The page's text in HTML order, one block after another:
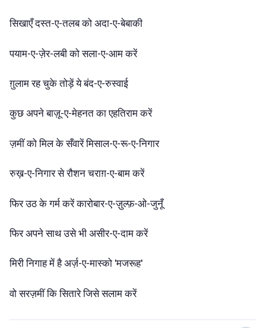
सिखाएँदस्त-ए-तलबको अदा-ए-बेबाकी
पयाम-ए-ज़ेर-लबीकोसला-ए-आमकरें
ग़ुलामरहचुकेतोड़ेंयेबंद-ए-रुस्वाई
कुछअपनेबाज़ू-ए-मेहनतकाएहतिरामकरें
ज़मींकोमिलकेसँवारेंमिसाल-ए-रू-ए-निगार
रुख़-ए-निगारसेरौशनचराग़-ए-बामकरें
फिरउठकेगर्मकरेंकारोबार-ए-ज़ुल्फ़-ओ-जुनूँ
फिरअपनेसाथउसेभी असीर-ए-दामकरें
मिरीनिगाहमेंहैअर्ज़-ए-मास्को 'मजरूह'
वोसरज़मींकिसितारेजिसेसलामकरें